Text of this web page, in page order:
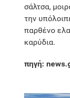
σάλτσα,
την
παρθένο
καρύδια.
πηγή: